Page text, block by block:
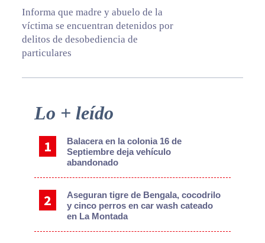
Informa que madre y abuelo de la
víctima se encuentran detenidos por
delitos de desobediencia de
particulares
Primary
Lo + leído
Balacera en la colonia 16 de
Septiembre deja vehículo
abandonado
Aseguran tigre de Bengala, cocodrilo
y cinco perros en car wash cateado
en La Montada